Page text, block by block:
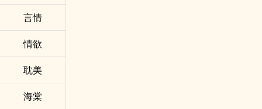
言情
情欲
耽美
海棠